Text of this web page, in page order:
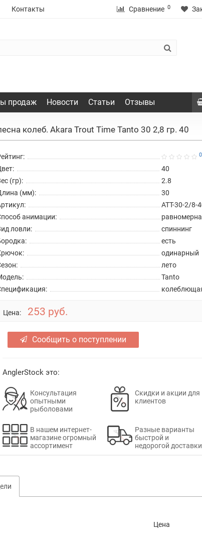
Контакты Сравнение 0
продаж Новости Статьи Отзывы
колеб. Akara Trout Time Tanto 30 2,8 гр. 40
40
(гр):
2.8
(мм):
30
ATT-30-2/8-
анимации:
ловли:
спиннинг
есть
одинарный
лето
Tanto
Цена: 253 руб.
Сообщить о поступлении
AnglerStock это:
Консультация
опытными
рыболовами
Скидки и акции для
клиентов
В нашем интернет-
магазине огромный
ассортимент
Разные варианты
быстрой и
недорогой доставки
Цена